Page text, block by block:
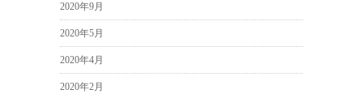
2020年9月
2020年5月
2020年4月
2020年2月